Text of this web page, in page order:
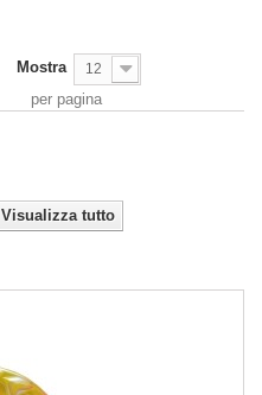
Mostra 12
per pagina
Visualizza tutto